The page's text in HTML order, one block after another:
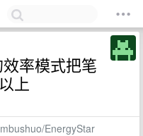
率模式把笔
上
EnergyStar